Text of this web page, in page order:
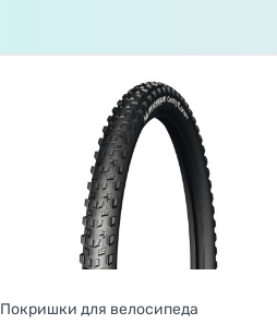
Покришки для велосипеда